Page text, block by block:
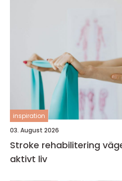
inspiration
03. August 2026
Stroke rehabilitering vägen tillbaka till ett
aktivt liv